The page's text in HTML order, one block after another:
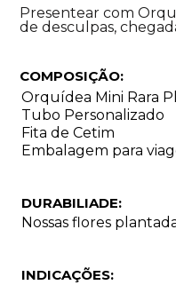
Presentear com
de desculpas,
COMPOSIÇÃO:
Orquídea Mini Rara
Tubo Personalizado
Fita de Cetim
Embalagem para
DURABILIADE:
Nossas flores
INDICAÇÕES: